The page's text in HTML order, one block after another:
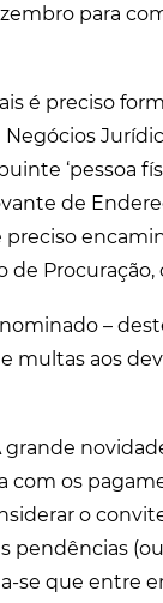
para
é preciso
‘pessoa
de
preciso
Procuração,
–
multas aos
grande
os
o
pendências
se que entre